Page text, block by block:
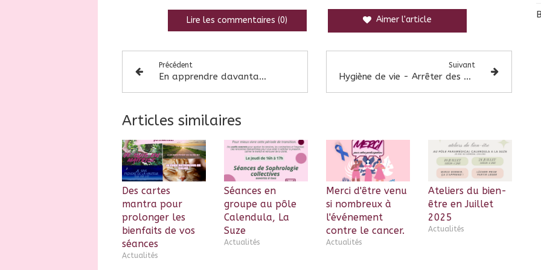
Lire les commentaires (0) Aimer l'article
Précédent
En apprendre davantage sur cette methode psychocorporelle
Suivant
Hygiène de vie - Arrêter des mauvaises habitudes
Articles similaires
Des cartes
mantra pour
prolonger les
bienfaits de vos
séances
Actualités
Séances en
groupe au pôle
Calendula, La
Suze
Actualités
Merci d'être venu
si nombreux à
l'événement
contre le cancer.
Actualités
Ateliers du bien-
être en Juillet
2025
Actualités